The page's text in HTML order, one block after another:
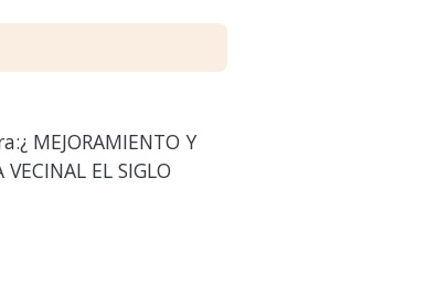
MEJORAMIENTO Y
VECINAL EL SIGLO